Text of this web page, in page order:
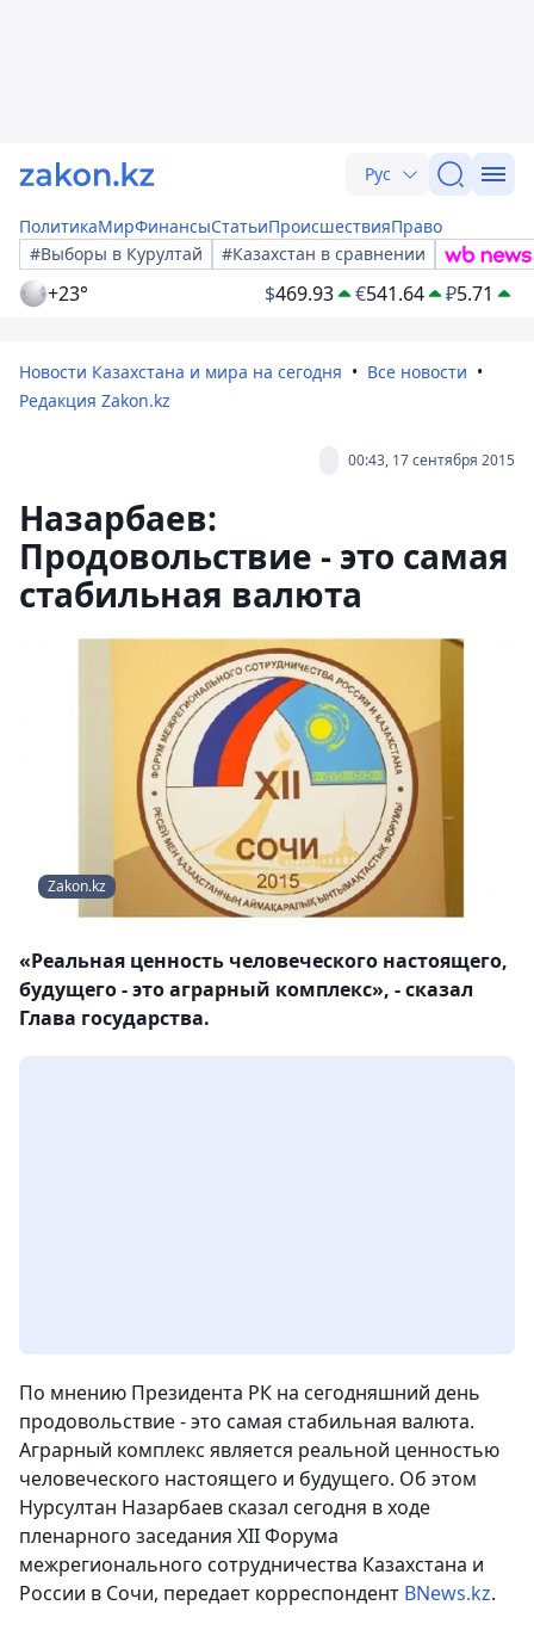
Рус
ПолитикаМирФинансыСтатьиПроисшествияПраво
#Выборы в Курултай
#Казахстан в сравнении
+23° $469.93 €541.64 ₽5.71
Новости Казахстана и мира на сегодня
Все новости
Редакция Zakon.kz
00:43, 17 сентября 2015
Назарбаев:
Продовольствие - это самая
стабильная валюта
Zakon.kz
«Реальная ценность человеческого настоящего,
будущего - это аграрный комплекс», - сказал
Глава государства.
По мнению Президента РК на сегодняшний день
продовольствие - это самая стабильная валюта.
Аграрный комплекс является реальной ценностью
человеческого настоящего и будущего. Об этом
Нурсултан Назарбаев сказал сегодня в ходе
пленарного заседания XII Форума
межрегионального сотрудничества Казахстана и
России в Сочи, передает корреспондент BNews.kz.